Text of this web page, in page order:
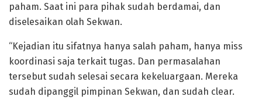
paham. Saat ini para pihak sudah berdamai, dan
diselesaikan olah Sekwan.
“Kejadian itu sifatnya hanya salah paham, hanya miss
koordinasi saja terkait tugas. Dan permasalahan
tersebut sudah selesai secara kekeluargaan. Mereka
sudah dipanggil pimpinan Sekwan, dan sudah clear.